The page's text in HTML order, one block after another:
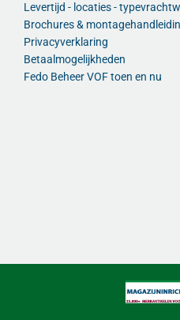
Levertijd - locaties -
Brochures &
Privacyverklaring
Betaalmogelijkheden
Fedo Beheer VOF toen en nu